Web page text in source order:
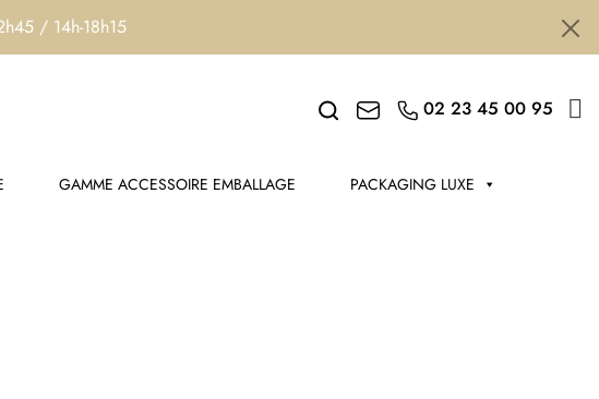
/ 14h-18h15
Search 02 23 45 00 95
GAMME ACCESSOIRE EMBALLAGE PACKAGING LUXE